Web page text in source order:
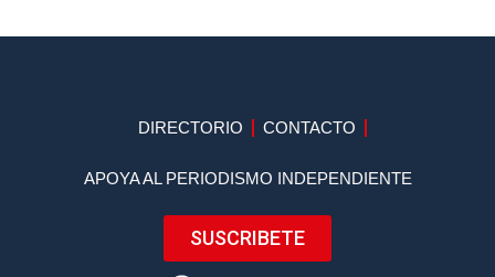
DIRECTORIO CONTACTO
APOYA AL PERIODISMO INDEPENDIENTE
SUSCRIBETE